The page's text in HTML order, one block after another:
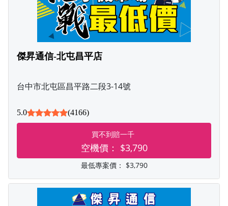
傑昇通信-北屯昌平店
台中市北屯區昌平路二段3-14號
5.0 (4166)
買不到賠一千
空機價： $3,790
最低專案價： $3,790